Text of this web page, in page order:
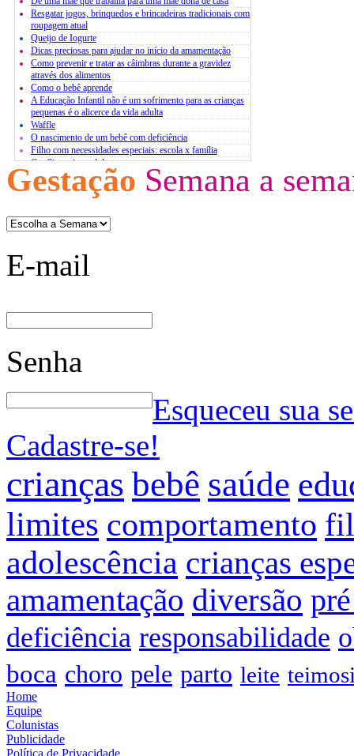
Resgatar jogos, brinquedos e brincadeiras tradicionais com
roupagem atual
Queijo de Iogurte
Dicas preciosas para ajudar no início da amamentação
Como prevenir e tratar as câimbras durante a gravidez
através dos alimentos
Como o bebê aprende
A Educação Infantil não é um sofrimento para as crianças
pequenas é o alicerce da vida adulta
Waffle
O nascimento de um bebê com deficiência
Filho com necessidades especiais: escola x família
Conflito pais x adolescentes
Atividades extracurriculares
O estresse infantil
Bases para um diálogo com jovens
Gestação Semana a
E-mail
Senha
Esqueceu sua
Cadastre-se!
crianças bebê saúde
limites comportamento
adolescência crianças
amamentação diversão
deficiência responsabilidade
boca choro pele parto leite
Home
Equipe
Colunistas
Publicidade
Política de Privacidade